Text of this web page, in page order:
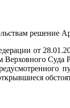
решение
от